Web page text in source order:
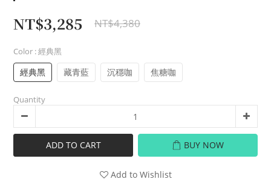
NT$3,285 NT$4,380
Color : 經典黑
經典黑 藏青藍 沉穩咖 焦糖咖
Quantity
ADD TO CART BUY NOW
Add to Wishlist